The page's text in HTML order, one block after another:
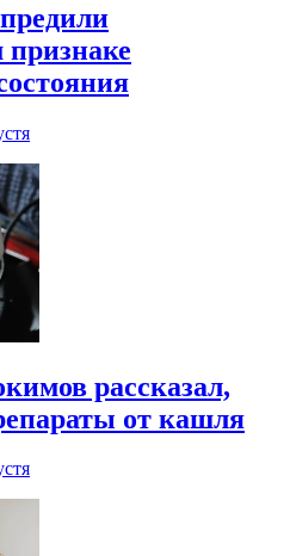
признаке
рассказал,
от кашля